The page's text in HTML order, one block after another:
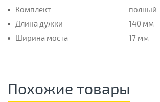
Комплект
полный
Длина дужки
140 мм
Ширина моста
17 мм
Похожие товары